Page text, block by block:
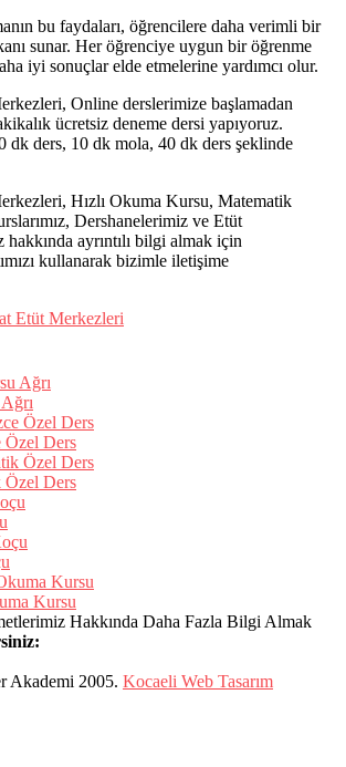
bu faydaları, öğrencilere daha verimli bir
sunar. Her öğrenciye uygun bir öğrenme
iyi sonuçlar elde etmelerine yardımcı olur.
Online derslerimize başlamadan
ücretsiz deneme dersi yapıyoruz.
dk ders, 10 dk mola, 40 dk ders şeklinde
Hızlı Okuma Kursu, Matematik
Dershanelerimiz ve Etüt
ayrıntılı bilgi almak için
kullanarak bizimle iletişime
Etüt Merkezleri
Özel Ders
Özel Ders
Kursu
Hakkında Daha Fazla Bilgi Almak
Akademi 2005. Kocaeli Web Tasarım